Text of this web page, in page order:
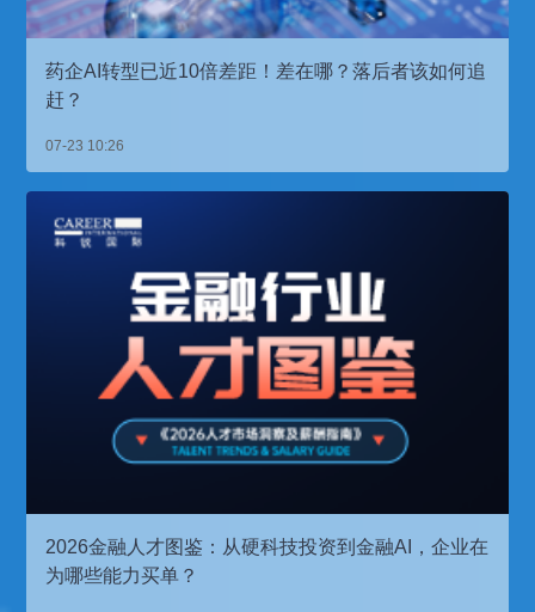
药企AI转型已近10倍差距！差在哪？落后者该如何追
赶？
07-23 10:26
2026金融人才图鉴：从硬科技投资到金融AI，企业在
为哪些能力买单？